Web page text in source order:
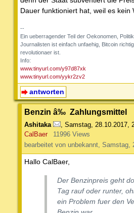
Dauer funktioniert hat, weil es kein
--
Ein ueberragender Teil der Oekonomen,
Journalisten ist einfach unfaehig, Bitcoin
revolutionaer ist.
Info:
www.tinyurl.com/y97d87xk
www.tinyurl.com/yykr2zv2
antworten
Benzin â‰ Zahlungsmittel
Ashitaka Samstag, 28.10.2017,
CalBaer
11996 Views
bearbeitet von unbekannt, Samstag,
Hallo CalBaer,
Der Benzinpreis geht
Tag rauf oder runter,
ein Problem fuer den